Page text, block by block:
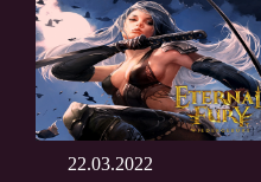
22.03.2022